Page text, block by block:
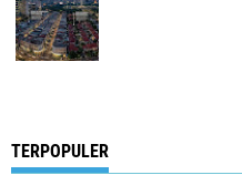
TERPOPULER